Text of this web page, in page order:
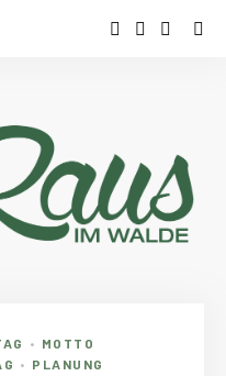
•
MOTTO
•
PLANUNG